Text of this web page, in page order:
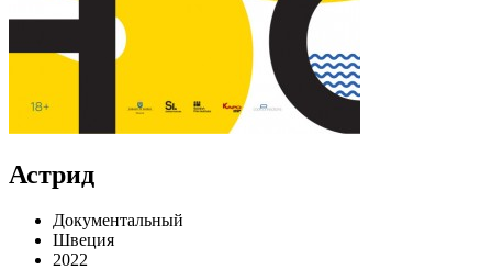
Астрид
Документальный
Швеция
2022